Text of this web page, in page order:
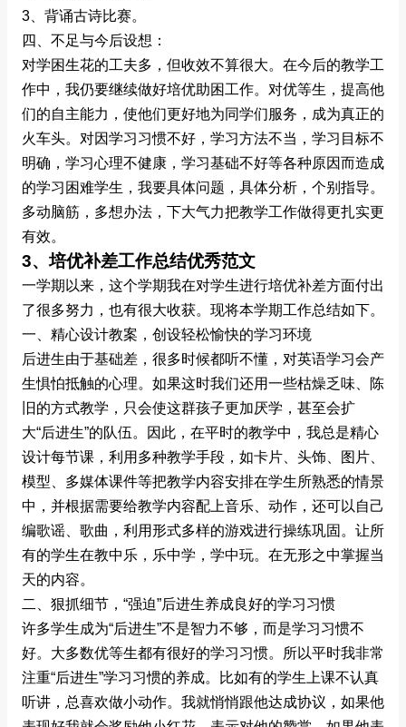
3、背诵古诗比赛。
四、不足与今后设想：
对学困生花的工夫多，但收效不算很大。在今后的教学工
作中，我仍要继续做好培优助困工作。对优等生，提高他
们的自主能力，使他们更好地为同学们服务，成为真正的
火车头。对因学习习惯不好，学习方法不当，学习目标不
明确，学习心理不健康，学习基础不好等各种原因而造成
的学习困难学生，我要具体问题，具体分析，个别指导。
多动脑筋，多想办法，下大气力把教学工作做得更扎实更
有效。
3、培优补差工作总结优秀范文
一学期以来，这个学期我在对学生进行培优补差方面付出
了很多努力，也有很大收获。现将本学期工作总结如下。
一、精心设计教案，创设轻松愉快的学习环境
后进生由于基础差，很多时候都听不懂，对英语学习会产
生惧怕抵触的心理。如果这时我们还用一些枯燥乏味、陈
旧的方式教学，只会使这群孩子更加厌学，甚至会扩
大“后进生”的队伍。因此，在平时的教学中，我总是精心
设计每节课，利用多种教学手段，如卡片、头饰、图片、
模型、多媒体课件等把教学内容安排在学生所熟悉的情景
中，并根据需要给教学内容配上音乐、动作，还可以自己
编歌谣、歌曲，利用形式多样的游戏进行操练巩固。让所
有的学生在教中乐，乐中学，学中玩。在无形之中掌握当
天的内容。
二、狠抓细节，“强迫”后进生养成良好的学习习惯
许多学生成为“后进生”不是智力不够，而是学习习惯不
好。大多数优等生都有很好的学习习惯。所以平时我非常
注重“后进生”学习习惯的养成。比如有的学生上课不认真
听讲，总喜欢做小动作。我就悄悄跟他达成协议，如果他